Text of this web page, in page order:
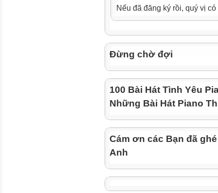
Nếu đã đăng ký rồi, quý vị
Đừng chờ đợi
100 Bài Hát Tình Yêu
Những Bài Hát Piano
Cám ơn các Bạn đã
Anh